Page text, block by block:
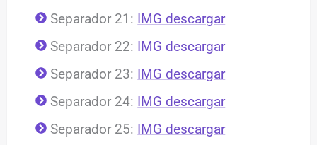
Separador 21: IMG descargar
Separador 22: IMG descargar
Separador 23: IMG descargar
Separador 24: IMG descargar
Separador 25: IMG descargar